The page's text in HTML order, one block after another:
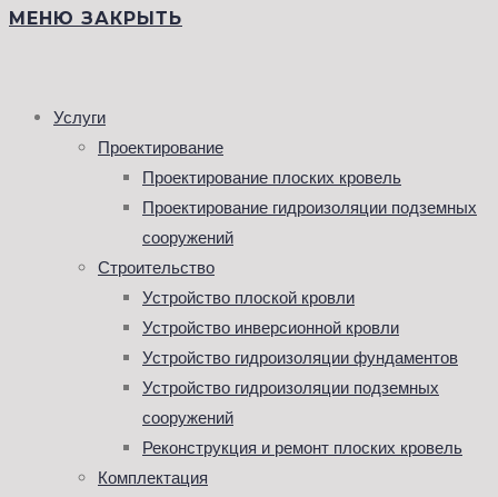
МЕНЮ ЗАКРЫТЬ
Услуги
Проектирование
Проектирование плоских кровель
Проектирование гидроизоляции подземных
сооружений
Строительство
Устройство плоской кровли
Устройство инверсионной кровли
Устройство гидроизоляции фундаментов
Устройство гидроизоляции подземных
сооружений
Реконструкция и ремонт плоских кровель
Комплектация